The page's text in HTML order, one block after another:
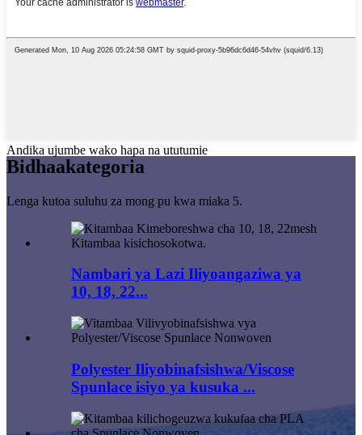
Andika ujumbe wako hapa na ututumie
Bidhaakategoria
Lenga kutoa suluhu za mong pu kwa miaka 5.
Nambari ya Lazi Iliyoangaziwa ya
10, 18, 22...
Polyester Iliyobinafsishwa/Viscose
Spunlace isiyo ya kusuka ...